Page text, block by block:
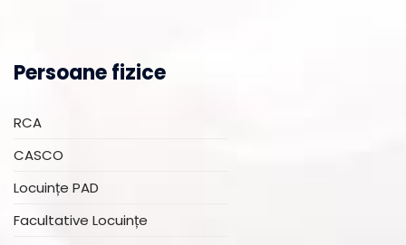
Persoane fizice
RCA
CASCO
Locuințe PAD
Facultative Locuințe